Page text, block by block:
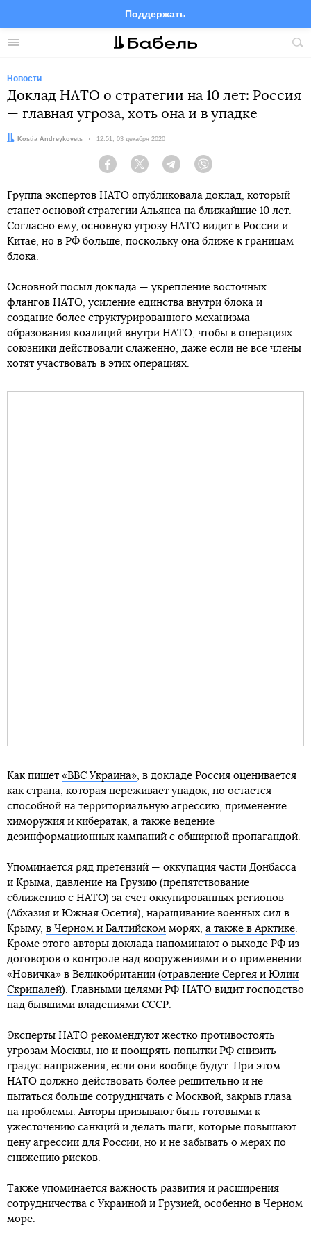
Меню
Поддержать
FacebookTelegramTwitter
Новости
Доклад НАТО о стратегии на 10 лет: Россия
— главная угроза, хоть она и в упадке
Автор:Kostia Andreykovets Дата:
12:51, 03 декабря 2020
Facebook Twitter Telegram
Группа экспертов НАТО опубликовала доклад, который
станет основой стратегии Альянса на ближайшие 10 лет.
Согласно ему, основную угрозу НАТО видит в России и
Китае, но в РФ больше, поскольку она ближе к границам
блока.
Основной посыл доклада — укрепление восточных
флангов НАТО, усиление единства внутри блока и
создание более структурированного механизма
образования коалиций внутри НАТО, чтобы в операциях
союзники действовали слаженно, даже если не все члены
хотят участвовать в этих операциях.
Как пишет «BBC Украина», в докладе Россия оценивается
как страна, которая переживает упадок, но остается
способной на территориальную агрессию, применение
химоружия и кибератак, а также ведение
дезинформационных кампаний с обширной пропагандой.
Упоминается ряд претензий — оккупация части Донбасса
и Крыма, давление на Грузию (препятствование
сближению с НАТО) за счет оккупированных регионов
(Абхазия и Южная Осетия), наращивание военных сил в
Крыму, в Черном и Балтийском морях, а также в Арктике.
Кроме этого авторы доклада напоминают о выходе РФ из
договоров о контроле над вооружениями и о применении
«Новичка» в Великобритании (отравление Сергея и Юлии
Скрипалей). Главными целями РФ НАТО видит господство
над бывшими владениями СССР.
Эксперты НАТО рекомендуют жестко противостоять
угрозам Москвы, но и поощрять попытки РФ снизить
градус напряжения, если они вообще будут. При этом
НАТО должно действовать более решительно и не
пытаться больше сотрудничать с Москвой, закрыв глаза
на проблемы. Авторы призывают быть готовыми к
ужесточению санкций и делать шаги, которые повышают
цену агрессии для России, но и не забывать о мерах по
снижению рисков.
Также упоминается важность развития и расширения
сотрудничества с Украиной и Грузией, особенно в Черном
море.